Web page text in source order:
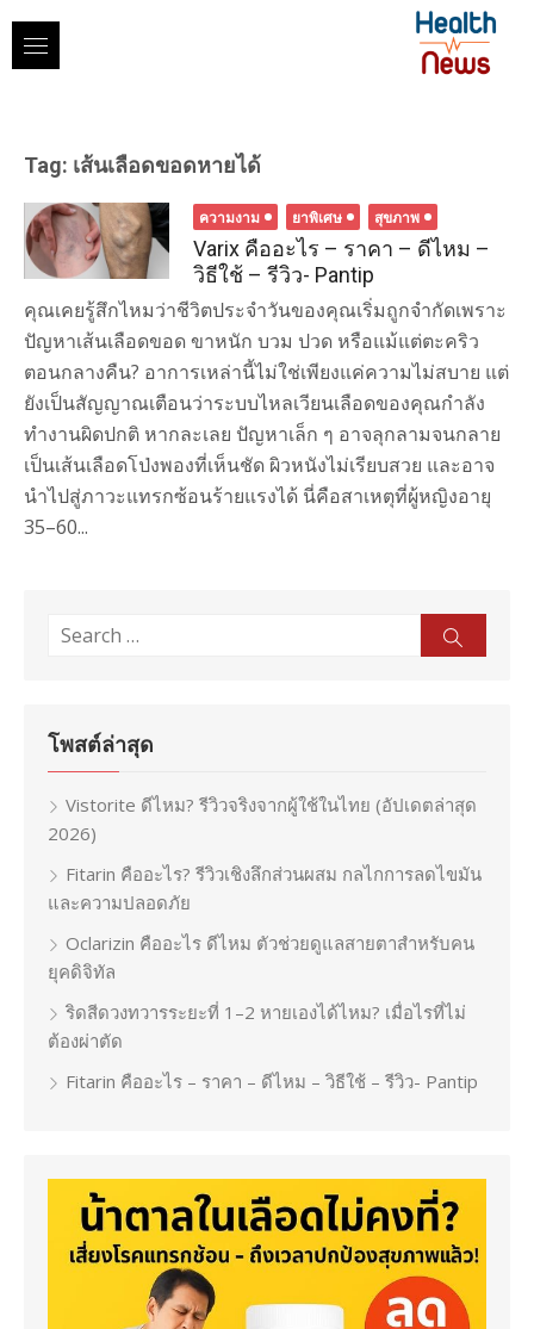
content
Tag: เส้นเลือดขอดหายได้
ความงาม ยาพิเศษ สุขภาพ
Varix คืออะไร – ราคา – ดีไหม –
วิธีใช้ – รีวิว- Pantip
คุณเคยรู้สึกไหมว่าชีวิตประจำวันของคุณเริ่มถูกจำกัดเพราะ
ปัญหาเส้นเลือดขอด ขาหนัก บวม ปวด หรือแม้แต่ตะคริว
ตอนกลางคืน? อาการเหล่านี้ไม่ใช่เพียงแค่ความไม่สบาย แต่
ยังเป็นสัญญาณเตือนว่าระบบไหลเวียนเลือดของคุณกำลัง
ทำงานผิดปกติ หากละเลย ปัญหาเล็ก ๆ อาจลุกลามจนกลาย
เป็นเส้นเลือดโป่งพองที่เห็นชัด ผิวหนังไม่เรียบสวย และอาจ
นำไปสู่ภาวะแทรกซ้อนร้ายแรงได้ นี่คือสาเหตุที่ผู้หญิงอายุ
35–60...
Search
โพสต์ล่าสุด
Vistorite ดีไหม? รีวิวจริงจากผู้ใช้ในไทย (อัปเดตล่าสุด
2026)
Fitarin คืออะไร? รีวิวเชิงลึกส่วนผสม กลไกการลดไขมัน
และความปลอดภัย
Oclarizin คืออะไร ดีไหม ตัวช่วยดูแลสายตาสำหรับคน
ยุคดิจิทัล
ริดสีดวงทวารระยะที่ 1–2 หายเองได้ไหม? เมื่อไรที่ไม่
ต้องผ่าตัด
Fitarin คืออะไร – ราคา – ดีไหม – วิธีใช้ – รีวิว- Pantip